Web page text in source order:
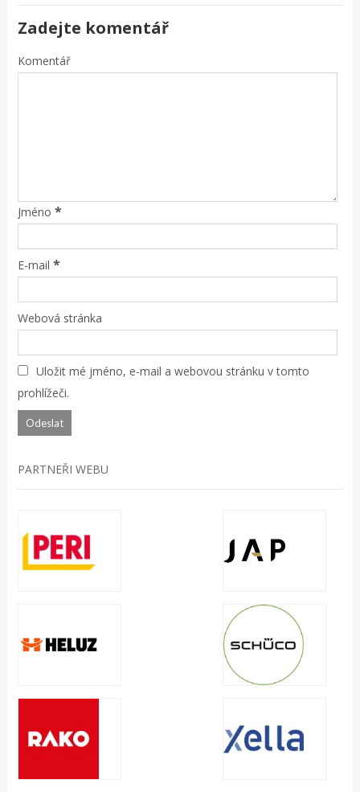
Zadejte komentář
Komentář
Jméno *
E-mail *
Webová stránka
Uložit mé jméno, e-mail a webovou stránku v tomto
prohlížeči.
PARTNEŘI WEBU